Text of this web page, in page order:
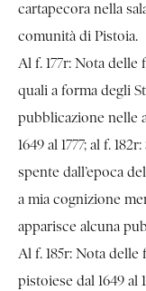
cartapecora nella
comunità di Pistoia.
Al f. 177r: Nota
quali a forma degli
pubblicazione nelle
1649 al 1777; al f.
spente dall’epoca
a mia cognizione
apparisce alcuna
Al f. 185r: Nota delle
pistoiese dal 1649 al